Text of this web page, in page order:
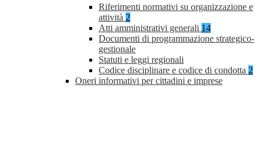
Riferimenti normativi su organizzazione e
attività 2
Atti amministrativi generali 14
Documenti di programmazione strategico-
gestionale
Statuti e leggi regionali
Codice disciplinare e codice di condotta 2
Oneri informativi per cittadini e imprese